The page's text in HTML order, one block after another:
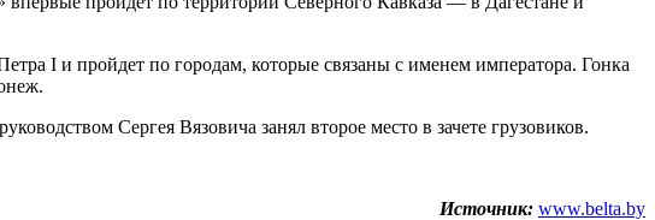
I и пройдет по городам, которые связаны с именем императора. Гонка
Сергея Вязовича занял второе место в зачете грузовиков.
Источник: www.belta.by